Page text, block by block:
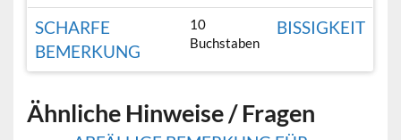
SCHARFE
BEMERKUNG
10
Buchstaben
BISSIGKEIT
Ähnliche Hinweise / Fragen